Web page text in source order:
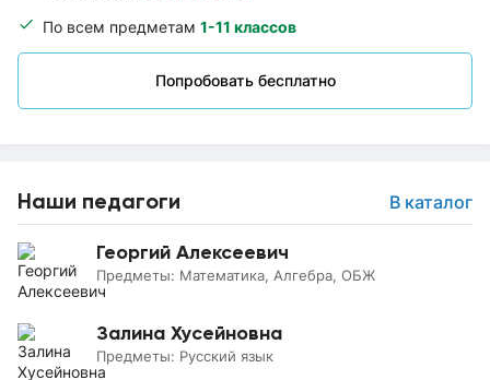
По всем предметам 1-11 классов
Попробовать бесплатно
Наши педагоги В каталог
Георгий Алексеевич
Предметы: Математика, Алгебра, ОБЖ
Залина Хусейновна
Предметы: Русский язык